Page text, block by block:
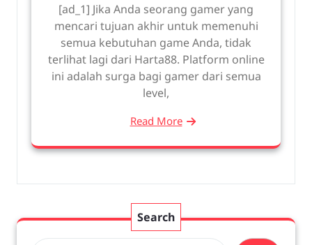
[ad_1] Jika Anda seorang gamer yang
mencari tujuan akhir untuk memenuhi
semua kebutuhan game Anda, tidak
terlihat lagi dari Harta88. Platform online
ini adalah surga bagi gamer dari semua
level,
Read More
Search